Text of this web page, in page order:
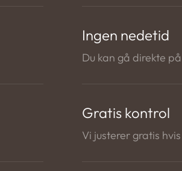
Ingen nedetid
Du kan gå direkte
Gratis kontrol
Vi justerer gratis